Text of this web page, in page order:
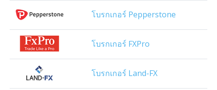
โบรกเกอร์ Pepperstone
โบรกเกอร์ FXPro
โบรกเกอร์ Land-FX